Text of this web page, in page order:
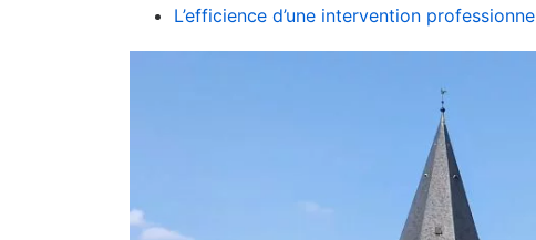
L’efficience d’une intervention